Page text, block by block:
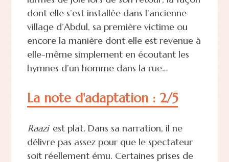
dont elle s’est installée dans l’ancienne
village d’Abdul, sa première victime ou
encore la manière dont elle est revenue à
elle-même simplement en écoutant les
hymnes d’un homme dans la rue…
La note d'adaptation : 2/5
Raazi est plat. Dans sa narration, il ne
délivre pas assez pour que le spectateur
soit réellement ému. Certaines prises de